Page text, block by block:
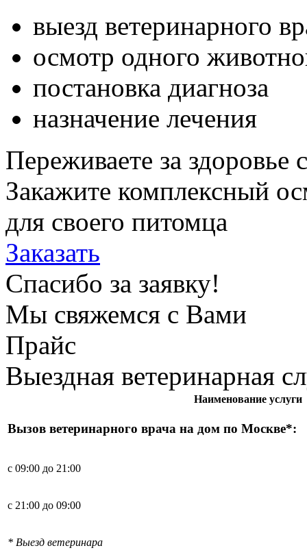
выезд ветеринарного
осмотр одного
постановка диагноза
назначение лечения
Переживаете за здоровье
Закажите комплексный
для своего питомца
Заказать
Спасибо за заявку!
Мы свяжемся с Вами
Прайс
Выездная ветеринарная
Наименование услуги
Вызов ветеринарного врача на дом по Москве*:
с 09:00 до 21:00
с 21:00 до 09:00
* Выезд ветеринара